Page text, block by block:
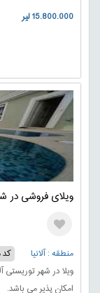
15.800.000 لیر
ویلای فروشی در
منطقه : آلانیا
کد
ویلا در شهر
امکان پذیر می باشد.